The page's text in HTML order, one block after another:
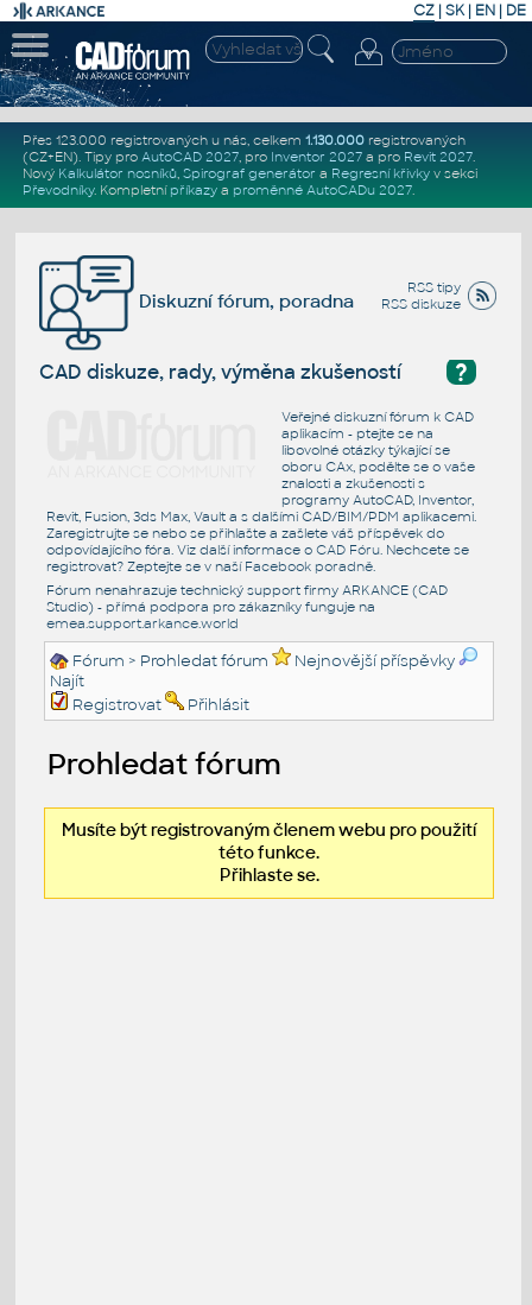
CZ | SK| EN | DE
Přes 123.000 registrovaných u nás, celkem 1.130.000registrovaných
(CZ+EN). Tipy pro AutoCAD 2027, pro Inventor 2027a pro Revit 2027.
Nový Kalkulátor nosníků, Spirograf generátor a Regresní křivkyv sekci
Převodníky. Kompletní příkazya proměnné AutoCADu 2027.
RSS tipy
RSS diskuze
Diskuzní fórum, poradna
?
CAD diskuze, rady, výměna zkušeností
Veřejné diskuzní fórum k CAD
aplikacím - ptejte se na
libovolné otázky týkající se
oboru CAx, podělte se o vaše
znalosti a zkušenosti s
programy AutoCAD, Inventor,
Revit, Fusion, 3ds Max, Vault a s dalšími CAD/BIM/PDM aplikacemi.
Zaregistrujte se nebo se přihlašte a zašlete váš příspěvek do
odpovídajícího fóra. Viz další informace o CAD Fóru. Nechcete se
registrovat? Zeptejte se v naší Facebook poradně.
Fórum nenahrazuje technický support firmy ARKANCE (CAD
Studio) - přímá podpora pro zákazníky funguje na
emea.support.arkance.world
Fórum > Prohledat fórum
Nejnovější příspěvky
Najít
Registrovat
Přihlásit
Prohledat fórum
Musíte být registrovaným členem webu pro použití
této funkce.
Přihlaste se.